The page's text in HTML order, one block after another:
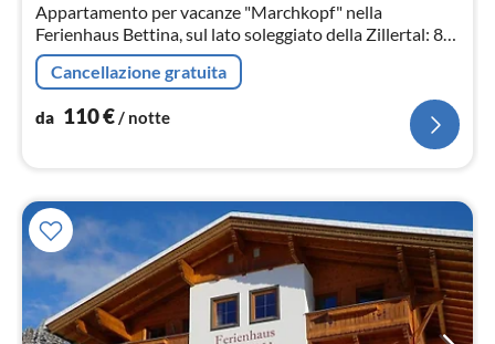
Appartamento per vacanze "Marchkopf" nella
Ferienhaus Bettina, sul lato soleggiato della Zillertal: 85
m², 2 locali, 4 posti letto, a Zell am Ziller.
Cancellazione gratuita
da 110€/ notte